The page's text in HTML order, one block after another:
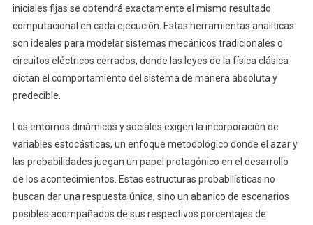
iniciales fijas se obtendrá exactamente el mismo resultado
computacional en cada ejecución. Estas herramientas analíticas
son ideales para modelar sistemas mecánicos tradicionales o
circuitos eléctricos cerrados, donde las leyes de la física clásica
dictan el comportamiento del sistema de manera absoluta y
predecible.
Los entornos dinámicos y sociales exigen la incorporación de
variables estocásticas, un enfoque metodológico donde el azar y
las probabilidades juegan un papel protagónico en el desarrollo
de los acontecimientos. Estas estructuras probabilísticas no
buscan dar una respuesta única, sino un abanico de escenarios
posibles acompañados de sus respectivos porcentajes de